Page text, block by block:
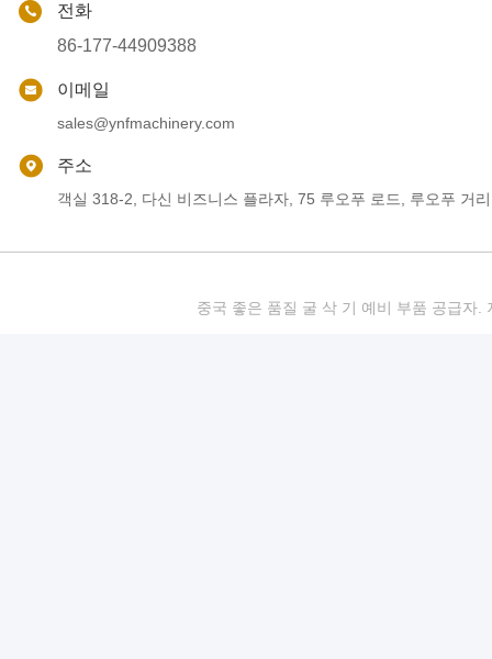
전화
86-177-44909388
이메일
sales@ynfmachinery.com
주소
객실 318-2, 다신 비즈니스 플라자, 75 루오푸 로드, 루오푸 거
중국 좋은 품질 굴 삭 기 예비 부품 공급자